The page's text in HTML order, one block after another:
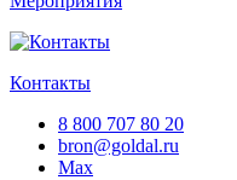
Контакты
8 800 707 80 20
bron@goldal.ru
Max